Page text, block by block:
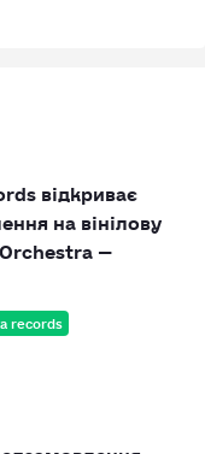
records
відкриває
на вінілову
—